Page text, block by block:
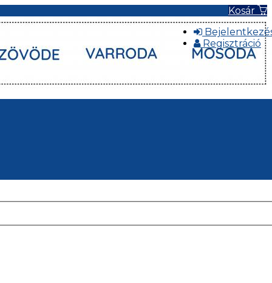
Kosár
Regisztráció